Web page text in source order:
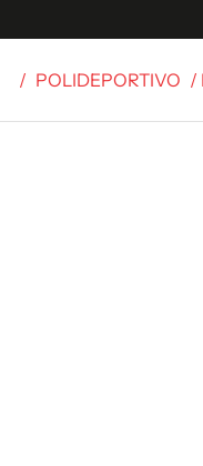
/ POLIDEPORTIVO /